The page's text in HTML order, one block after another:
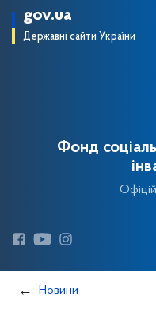
gov.ua
Державні сайти України
Фонд
Новини